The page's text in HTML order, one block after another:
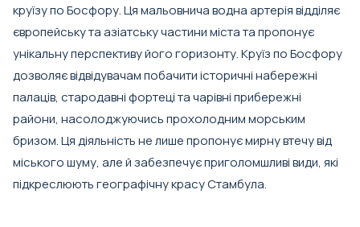
круїзу по Босфору. Ця мальовнича водна артерія відділяє
європейську та азіатську частини міста та пропонує
унікальну перспективу його горизонту. Круїз по Босфору
дозволяє відвідувачам побачити історичні набережні
палаців, стародавні фортеці та чарівні прибережні
райони, насолоджуючись прохолодним морським
бризом. Ця діяльність не лише пропонує мирну втечу від
міського шуму, але й забезпечує приголомшливі види, які
підкреслюють географічну красу Стамбула.